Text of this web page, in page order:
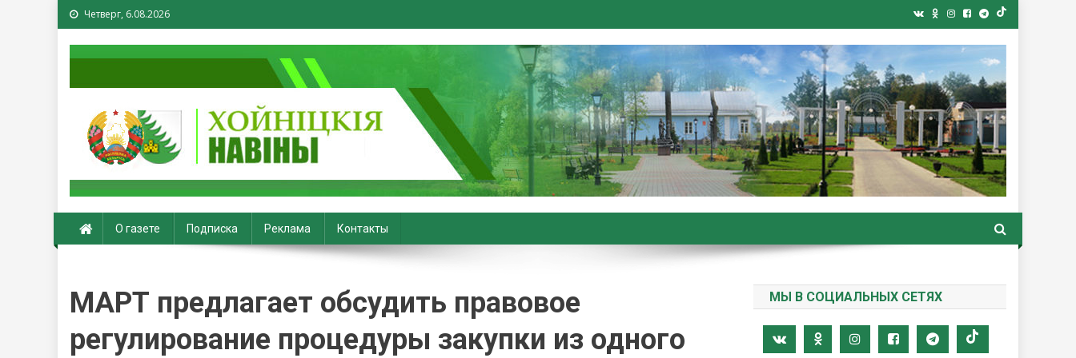
Четверг, 6.08.2026
Хойники. Хойнiцкiя навiны. Новости Хойник. Районная газета
О газете Подписка Реклама Контакты
МАРТ предлагает обсудить правовое
регулирование процедуры закупки из одного
МЫ В СОЦИАЛЬНЫХ СЕТЯХ